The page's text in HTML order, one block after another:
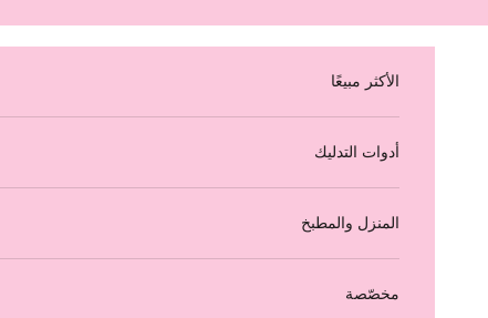
الأكثر مبيعًا
أدوات التدليك
المنزل والمطبخ
مخصّصة